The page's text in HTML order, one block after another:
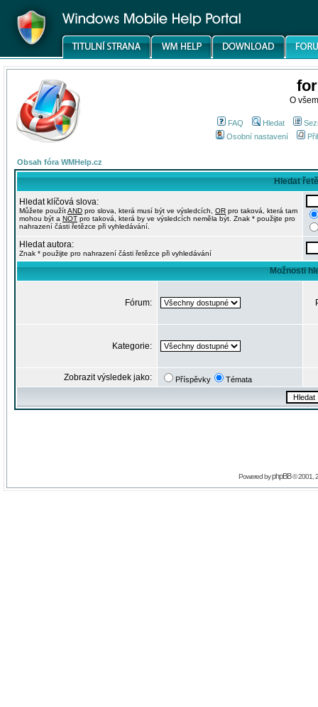
O
FAQ Hledat
Osobní nastavení
Obsah fóra WMHelp.cz
Hledat
Hledat klíčová slova:
Můžete použítAND pro slova, která musí být ve výsledcích, OR pro taková, která tam
mohou být a NOT pro taková, která by ve výsledcích neměla být. Znak * použijte pro
nahrazení části řetězce při vyhledávání.
Hledat autora:
Znak * použijte pro nahrazení části řetězce při vyhledávání
Možnosti
Fórum:
Kategorie:
Zobrazit výsledek jako: Příspěvky Témata
Powered byphpBB© 2001,